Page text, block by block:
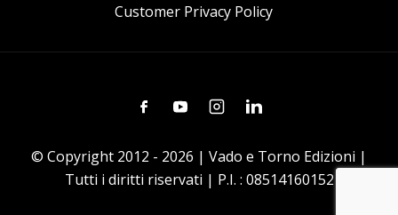
Customer Privacy Policy
FacebookYoutubeInstagramLinkedin
© Copyright 2012 - 2026 | Vado e Torno Edizioni |
Tutti i diritti riservati | P.I. : 08514160152